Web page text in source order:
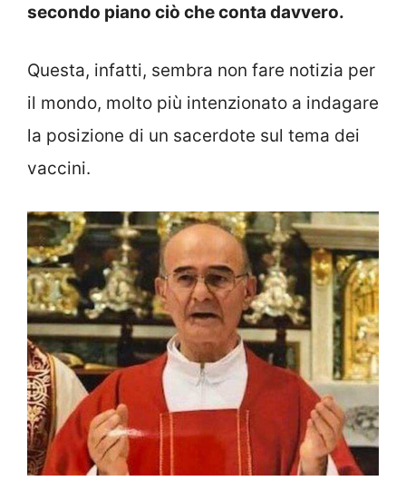
secondo piano ciò che conta davvero.
Questa, infatti, sembra non fare notizia per
il mondo, molto più intenzionato a indagare
la posizione di un sacerdote sul tema dei
vaccini.